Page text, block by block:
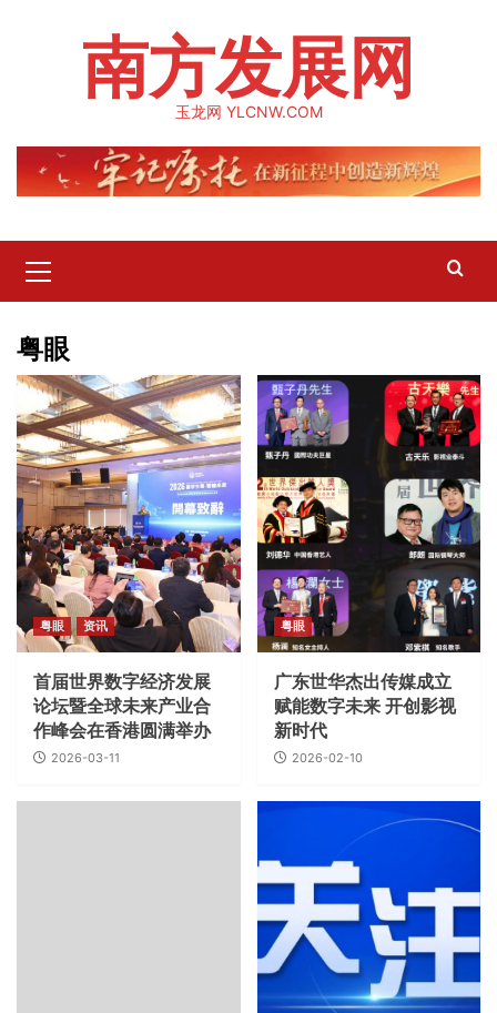
南方发展网
玉龙网 YLCNW.COM
Menu
粤眼
粤眼 资讯
首届世界数字经济发展
论坛暨全球未来产业合
作峰会在香港圆满举办
2026-03-11
粤眼
广东世华杰出传媒成立
赋能数字未来 开创影视
新时代
2026-02-10